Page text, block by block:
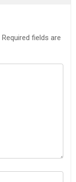
Required fields are